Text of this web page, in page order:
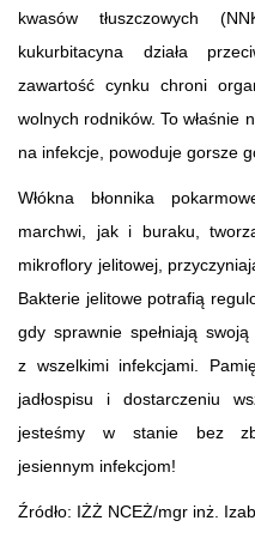
kwasów tłuszczowych
kukurbitacyna działa
zawartość cynku chroni
wolnych rodników. To właśnie
na infekcje, powoduje gorsze
Włókna błonnika
marchwi, jak i buraku,
mikroflory jelitowej,
Bakterie jelitowe potrafią
gdy sprawnie spełniają
z wszelkimi infekcjami.
jadłospisu i dostarczeniu
jesteśmy w stanie bez
jesiennym infekcjom!
Źródło: IŻŻ NCEŻ/mgr inż.